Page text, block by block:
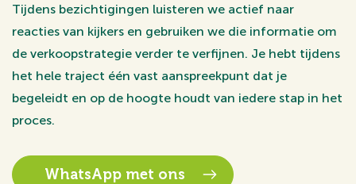
Tijdens bezichtigingen luisteren we actief naar
reacties van kijkers en gebruiken we die informatie om
de verkoopstrategie verder te verfijnen. Je hebt tijdens
het hele traject één vast aanspreekpunt dat je
begeleidt en op de hoogte houdt van iedere stap in het
proces.
WhatsApp met ons